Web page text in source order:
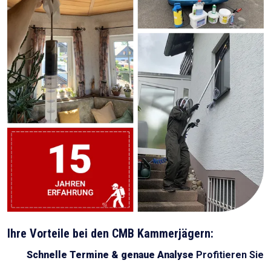
Ihre Vorteile bei den CMB Kammerjägern:
Schnelle Termine & genaue Analyse Profitieren Sie